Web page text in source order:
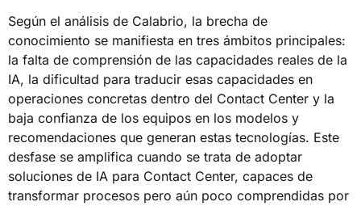
Según el análisis de Calabrio, la brecha de
conocimiento se manifiesta en tres ámbitos principales:
la falta de comprensión de las capacidades reales de la
IA, la dificultad para traducir esas capacidades en
operaciones concretas dentro del Contact Center y la
baja confianza de los equipos en los modelos y
recomendaciones que generan estas tecnologías. Este
desfase se amplifica cuando se trata de adoptar
soluciones de IA para Contact Center, capaces de
transformar procesos pero aún poco comprendidas por